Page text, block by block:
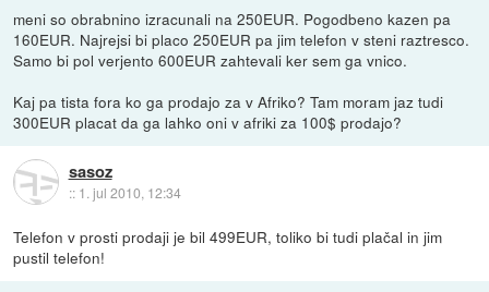
meni so obrabnino izracunali na 250EUR. Pogodbeno kazen pa
160EUR. Najrejsi bi placo 250EUR pa jim telefon v steni raztresco.
Samo bi pol verjento 600EUR zahtevali ker sem ga vnico.
Kaj pa tista fora ko ga prodajo za v Afriko? Tam moram jaz tudi
300EUR placat da ga lahko oni v afriki za 100$ prodajo?
sasoz
:: 1. jul 2010, 12:34
Telefon v prosti prodaji je bil 499EUR, toliko bi tudi plačal in jim
pustil telefon!